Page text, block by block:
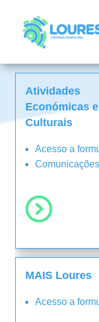
atendimento
Atividades
Económicas e
Culturais
Acesso a
MAIS Loures
Acesso a